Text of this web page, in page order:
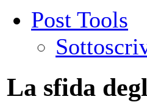
Post Tools
La sfida